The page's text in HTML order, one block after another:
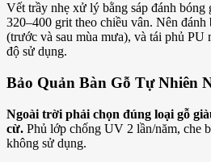
Vết trầy nhẹ xử lý bằng sáp đánh bóng
320–400 grit theo chiều vân. Nên đánh
(trước và sau mùa mưa), và tái phủ PU
độ sử dụng.
Bảo Quản Bàn Gỗ Tự Nhiên
Ngoài trời phải chọn đúng loại gỗ
cừ. Phủ lớp chống UV 2 lần/năm, che
không sử dụng.